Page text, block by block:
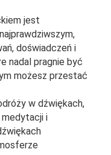
jest
doświadczeń i
nadal pragnie być
możesz przestać
w dźwiękach,
medytacji i